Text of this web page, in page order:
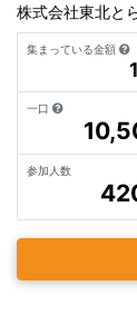
株式会社東北と
集まっている金額
一口
参加人数